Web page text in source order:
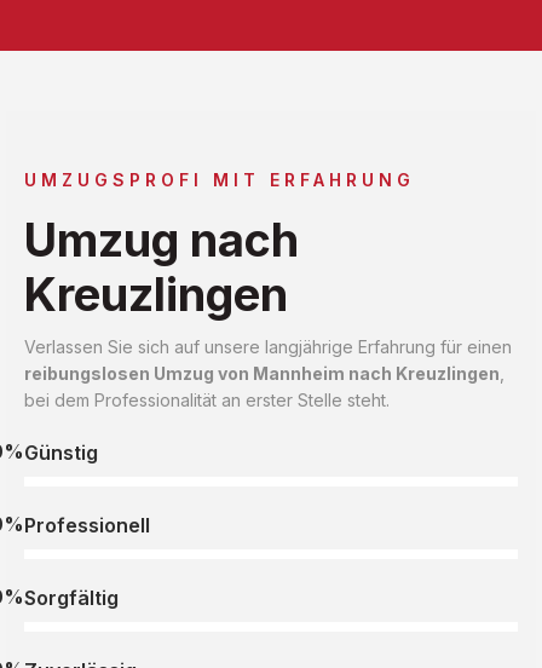
UMZUGSPROFI MIT ERFAHRUNG
Umzug nach
Kreuzlingen
Verlassen Sie sich auf unsere langjährige Erfahrung für einen
reibungslosen Umzug von Mannheim nach Kreuzlingen
bei dem Professionalität an erster Stelle steht.
Günstig
Professionell
Sorgfältig